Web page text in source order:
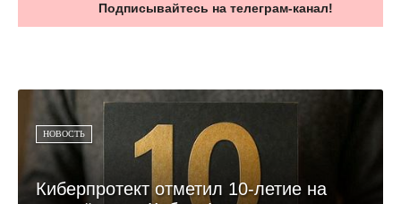
Подписывайтесь на телеграм-канал!
НОВОСТЬ
Киберпротект отметил 10-летие на